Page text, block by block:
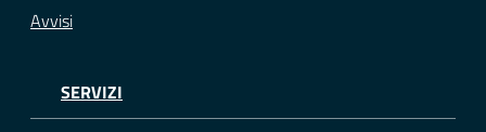
Avvisi
SERVIZI